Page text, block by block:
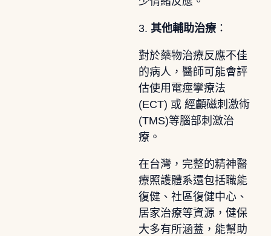
3. 其他輔助治療：
對於藥物治療反應不佳
的病人，醫師可能會評
估使用電痙攣療法
(ECT) 或 經顱磁刺激術
(TMS)等腦部刺激治
療。
在台灣，完整的精神醫
療照護體系還包括職能
復健、社區復健中心、
居家治療等資源，健保
大多有所涵蓋，能幫助